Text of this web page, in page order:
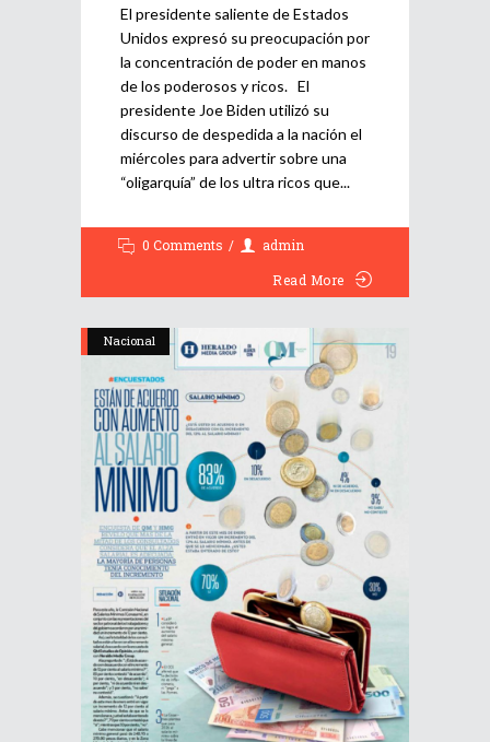
El presidente saliente de Estados
Unidos expresó su preocupación por
la concentración de poder en manos
de los poderosos y ricos. El
presidente Joe Biden utilizó su
discurso de despedida a la nación el
miércoles para advertir sobre una
“oligarquía” de los ultra ricos que
0 Comments
admin
Read More
Nacional